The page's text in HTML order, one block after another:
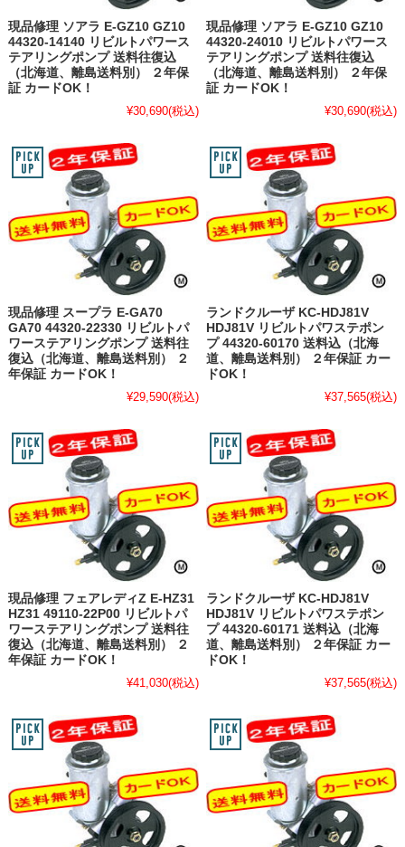
現品修理 ソアラ E-GZ10 GZ10
44320-14140 リビルトパワース
テアリングポンプ 送料往復込
（北海道、離島送料別） ２年保
証 カードOK！
¥30,690(税込)
現品修理 ソアラ E-GZ10 GZ10
44320-24010 リビルトパワース
テアリングポンプ 送料往復込
（北海道、離島送料別） ２年保
証 カードOK！
¥30,690(税込)
現品修理 スープラ E-GA70
GA70 44320-22330 リビルトパ
ワーステアリングポンプ 送料往
復込（北海道、離島送料別） ２
年保証 カードOK！
¥29,590(税込)
ランドクルーザ KC-HDJ81V
HDJ81V リビルトパワステポン
プ 44320-60170 送料込（北海
道、離島送料別） ２年保証 カー
ドOK！
¥37,565(税込)
現品修理 フェアレディZ E-HZ31
HZ31 49110-22P00 リビルトパ
ワーステアリングポンプ 送料往
復込（北海道、離島送料別） ２
年保証 カードOK！
¥41,030(税込)
ランドクルーザ KC-HDJ81V
HDJ81V リビルトパワステポン
プ 44320-60171 送料込（北海
道、離島送料別） ２年保証 カー
ドOK！
¥37,565(税込)